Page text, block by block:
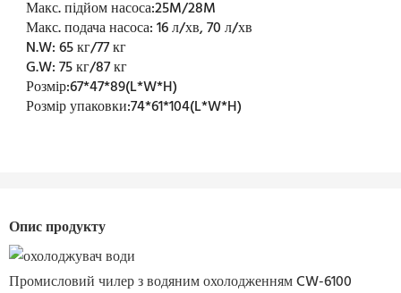
Макс. підйом насоса:25M/28M
Макс. подача насоса:16 л/хв, 70 л/хв
N.W:65 кг/77 кг
G.W:75 кг/87 кг
Розмір:67*47*89(L*W*H)
Розмір упаковки:74*61*104(L*W*H)
Опис продукту
Промисловий чилер з водяним охолодженням CW-6100